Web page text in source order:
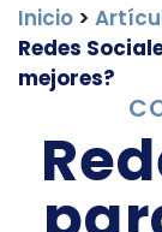
Inicio >
Redes
mejores?